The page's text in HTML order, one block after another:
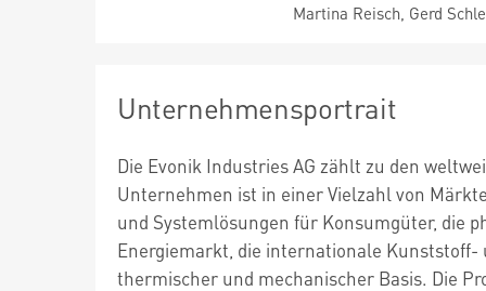
Martina Reisch, Gerd
Unternehmensportrait
Die Evonik Industries AG zählt zu den
Unternehmen ist in einer Vielzahl von
und Systemlösungen für Konsumgüter, die
Energiemarkt, die internationale
thermischer und mechanischer Basis. Die